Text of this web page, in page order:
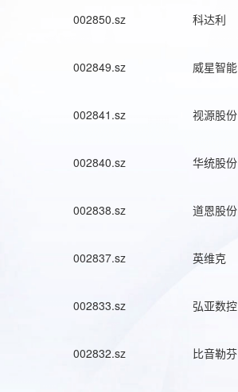
002850.sz 科达利
002849.sz 威星智能
002841.sz 视源股份
002840.sz 华统股份
002838.sz 道恩股份
002837.sz 英维克
002833.sz 弘亚数控
002832.sz 比音勒芬